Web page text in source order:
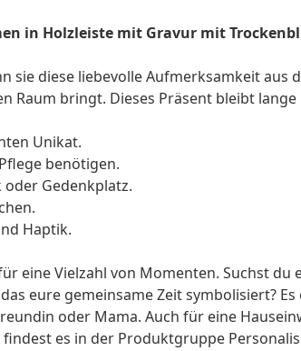
in Holzleiste mit Gravur mit
sie diese liebevolle Aufmerksamkeit
Raum bringt. Dieses Präsent bleibt
Unikat.
benötigen.
Gedenkplatz.
Haptik.
eine Vielzahl von Momenten. Suchst du
eure gemeinsame Zeit symbolisiert?
oder Mama. Auch für eine
findest es in der Produktgruppe